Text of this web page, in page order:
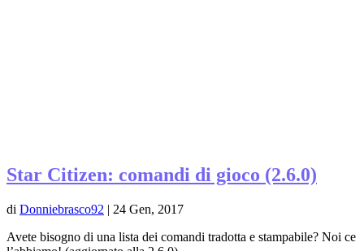
Star Citizen: comandi di gioco (2.6.0)
di Donniebrasco92 | 24 Gen, 2017
Avete bisogno di una lista dei comandi tradotta e stampabile? Noi ce